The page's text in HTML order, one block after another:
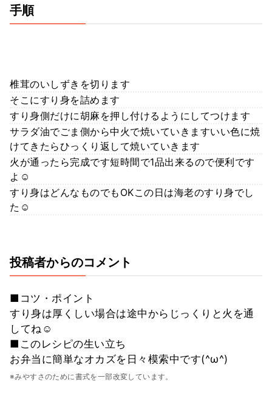
手順
椎茸のいしずきを切ります
そこにすり身を詰めます
すり身側だけに胡麻を押し付けるようにしてつけます
サラダ油でごま側から中火で焼いていきますいい色に焼
けてきたらひっくり返して焼いていきます
火が通ったら完成です短時間で1品出来るので便利です
よ☺
すり身はどんなものでもOKこの日は海老のすり身でし
た☺
投稿者からのコメント
■コツ・ポイント
すり身は厚くしい場合は途中からじっくりと火を通
してね☺
■このレシピの生い立ち
お弁当に簡単なオカズを日々模索中です(^ω^)
※みやすさのために書式を一部改変しています。